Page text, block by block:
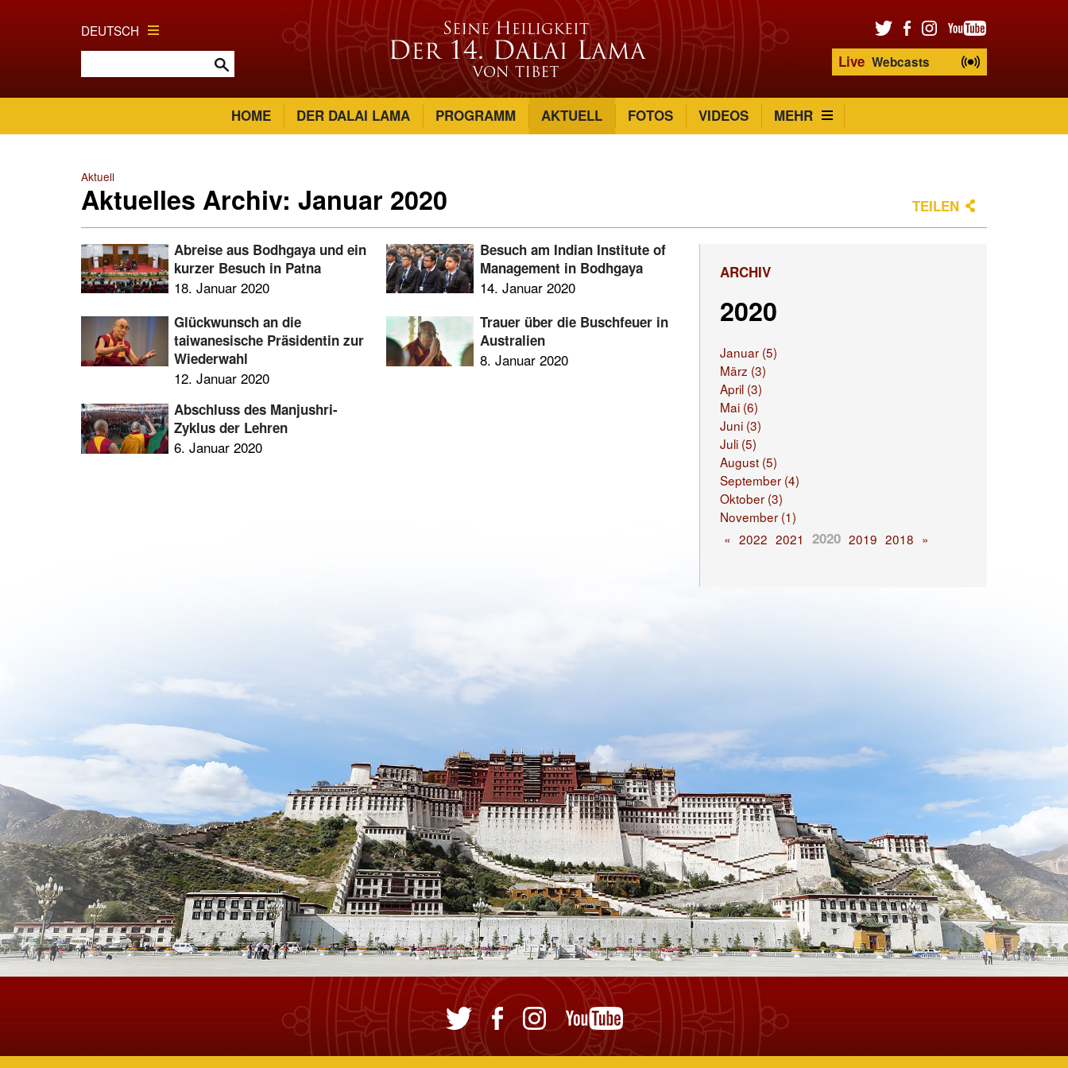
DEUTSCH
Live Webcasts
HOME DER DALAI LAMA PROGRAMM AKTUELL FOTOS VIDEOS MEHR
Aktuell
Aktuelles Archiv: Januar 2020 TEILEN
Abreise aus Bodhgaya und ein
kurzer Besuch in Patna
18. Januar 2020
Besuch am Indian Institute of
Management in Bodhgaya
14. Januar 2020
Glückwunsch an die
taiwanesische Präsidentin zur
Wiederwahl
12. Januar 2020
Trauer über die Buschfeuer in
Australien
8. Januar 2020
Abschluss des Manjushri-
Zyklus der Lehren
6. Januar 2020
ARCHIV
2020
Januar (5)
März (3)
April (3)
Mai (6)
Juni (3)
Juli (5)
August (5)
September (4)
Oktober (3)
November (1)
« 2022 2021 2020 2019 2018 »